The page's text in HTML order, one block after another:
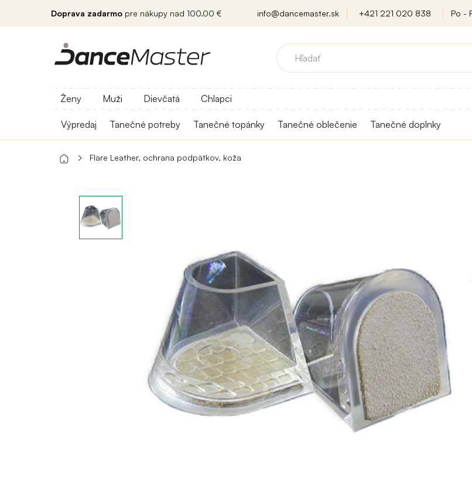
Doprava zadarmo pre nákupy nad 100.00 € info@dancemaster.sk +421 221 020 838 Po -
Ženy Muži Dievčatá Chlapci
Výpredaj Tanečné potreby Tanečné topánky Tanečné oblečenie Tanečné doplnky
Flare Leather, ochrana podpätkov, koža